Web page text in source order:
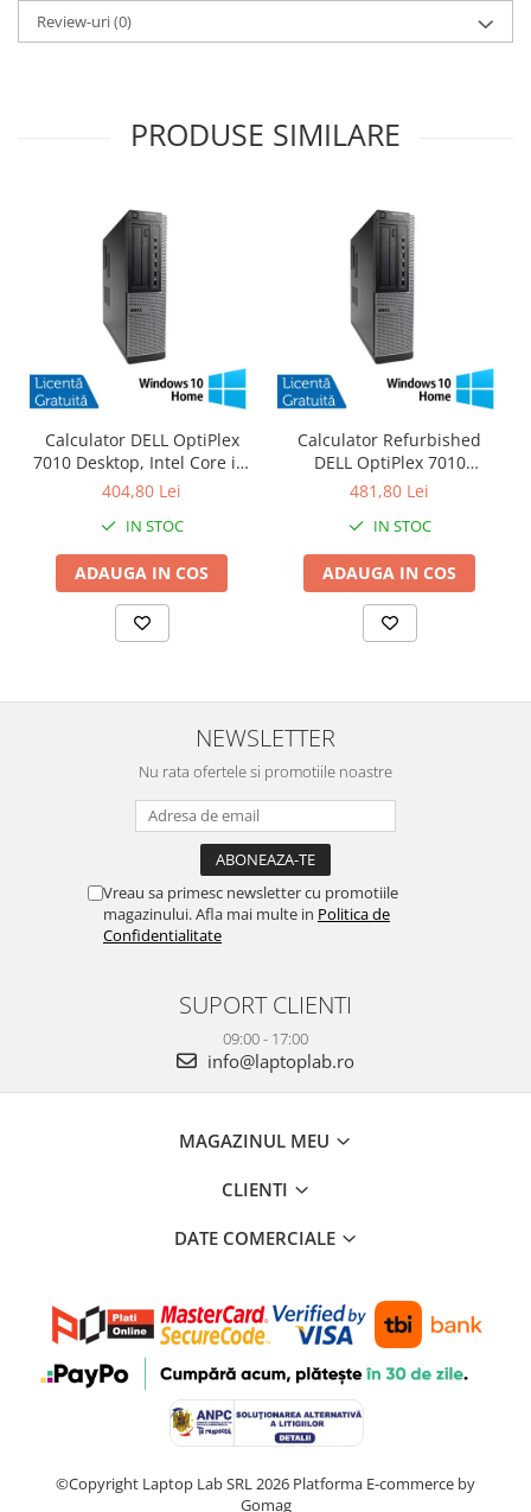
Review-uri(0)
PRODUSE SIMILARE
Calculator DELL OptiPlex
7010 Desktop, Intel Core i3-
3220 3.30GHz, 4GB DDR3,
Windows 10 Home
404,80 Lei
IN STOC
ADAUGA IN COS
Calculator Refurbished
DELL OptiPlex 7010
Desktop, Intel Core i3-3220
SSD + Windows 10 Home
481,80 Lei
IN STOC
ADAUGA IN COS
NEWSLETTER
Nu rata ofertele si promotiile noastre
Vreau sa primesc newsletter cu promotiile
magazinului. Afla mai multe in Politica de
Confidentialitate
SUPORT CLIENTI
09:00 - 17:00
info@laptoplab.ro
MAGAZINUL MEU
CLIENTI
DATE COMERCIALE
©Copyright Laptop Lab SRL 2026 Platforma E-commerce by
Gomag